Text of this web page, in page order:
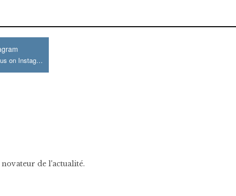
Join us on Instagram
de l'actualité.